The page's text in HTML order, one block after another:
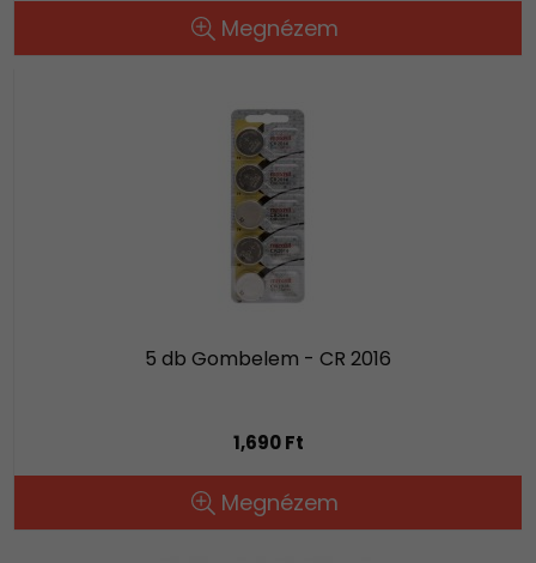
Megnézem
5 db Gombelem - CR 2016
1,690 Ft
Megnézem